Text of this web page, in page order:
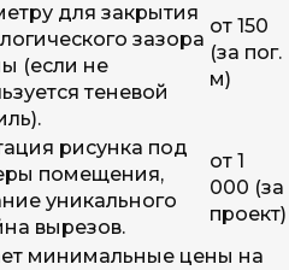
для закрытия
зазора
(если не
теневой
от 150
(за пог.
м)
рисунка под
помещения,
уникального
вырезов.
от 1
000 (за
проект)
минимальные цены на